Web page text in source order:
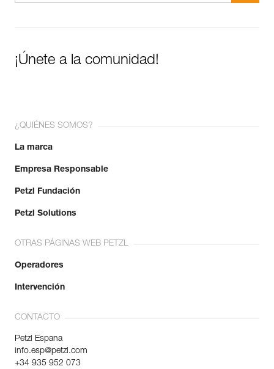
¡Únete a la comunidad!
¿QUIÉNES SOMOS?
La marca
Empresa Responsable
Petzl Fundación
Petzl Solutions
OTRAS PÁGINAS WEB PETZL
Operadores
Intervención
CONTACTO
Petzl Espana
info.esp@petzl.com
+34 935 952 073